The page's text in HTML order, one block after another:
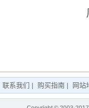
精精
联系我们 | 购买指南 | 网站